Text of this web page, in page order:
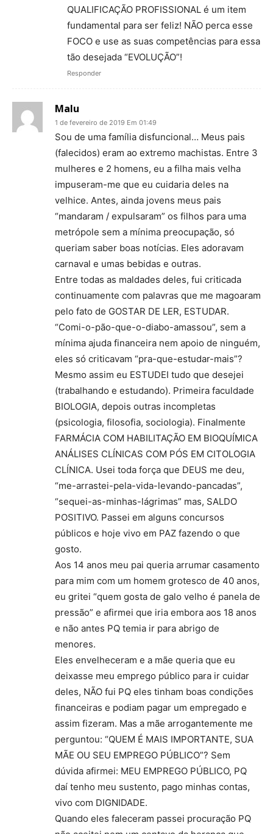
QUALIFICAÇÃO PROFISSIONAL é um item
fundamental para ser feliz! NÃO perca esse
FOCO e use as suas competências para essa
tão desejada “EVOLUÇÃO”!
Responder
Malu
1 de fevereiro de 2019 Em 01:49
Sou de uma família disfuncional… Meus pais
(falecidos) eram ao extremo machistas. Entre 3
mulheres e 2 homens, eu a filha mais velha
impuseram-me que eu cuidaria deles na
velhice. Antes, ainda jovens meus pais
“mandaram / expulsaram” os filhos para uma
metrópole sem a mínima preocupação, só
queriam saber boas notícias. Eles adoravam
carnaval e umas bebidas e outras.
Entre todas as maldades deles, fui criticada
continuamente com palavras que me magoaram
pelo fato de GOSTAR DE LER, ESTUDAR.
“Comi-o-pão-que-o-diabo-amassou”, sem a
mínima ajuda financeira nem apoio de ninguém,
eles só criticavam “pra-que-estudar-mais”?
Mesmo assim eu ESTUDEI tudo que desejei
(trabalhando e estudando). Primeira faculdade
BIOLOGIA, depois outras incompletas
(psicologia, filosofia, sociologia). Finalmente
FARMÁCIA COM HABILITAÇÃO EM BIOQUÍMICA
ANÁLISES CLÍNICAS COM PÓS EM CITOLOGIA
CLÍNICA. Usei toda força que DEUS me deu,
“me-arrastei-pela-vida-levando-pancadas”,
“sequei-as-minhas-lágrimas” mas, SALDO
POSITIVO. Passei em alguns concursos
públicos e hoje vivo em PAZ fazendo o que
gosto.
Aos 14 anos meu pai queria arrumar casamento
para mim com um homem grotesco de 40 anos,
eu gritei “quem gosta de galo velho é panela de
pressão” e afirmei que iria embora aos 18 anos
e não antes PQ temia ir para abrigo de
menores.
Eles envelheceram e a mãe queria que eu
deixasse meu emprego público para ir cuidar
deles, NÃO fui PQ eles tinham boas condições
financeiras e podiam pagar um empregado e
assim fizeram. Mas a mãe arrogantemente me
perguntou: “QUEM É MAIS IMPORTANTE, SUA
MÃE OU SEU EMPREGO PÚBLICO”? Sem
dúvida afirmei: MEU EMPREGO PÚBLICO, PQ
daí tenho meu sustento, pago minhas contas,
vivo com DIGNIDADE.
Quando eles faleceram passei procuração PQ